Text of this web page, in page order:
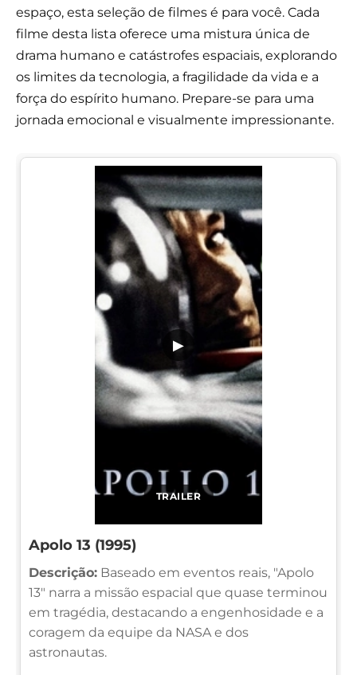
espaço, esta seleção de filmes é para você. Cada
filme desta lista oferece uma mistura única de
drama humano e catástrofes espaciais, explorando
os limites da tecnologia, a fragilidade da vida e a
força do espírito humano. Prepare-se para uma
jornada emocional e visualmente impressionante.
TRAILER
▶
Apolo 13 (1995)
Descrição: Baseado em eventos reais, "Apolo
13" narra a missão espacial que quase terminou
em tragédia, destacando a engenhosidade e a
coragem da equipe da NASA e dos
astronautas.